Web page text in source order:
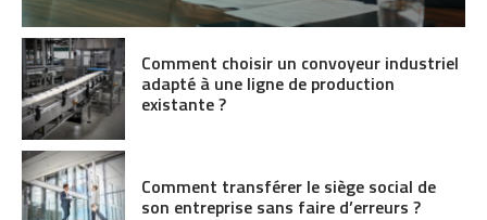
Comment choisir un convoyeur industriel
adapté à une ligne de production
existante ?
Comment transférer le siège social de
son entreprise sans faire d’erreurs ?